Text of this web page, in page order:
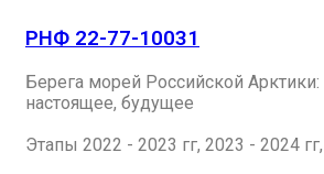
РНФ 22-77-10031
Берега морей Российской
настоящее, будущее
Этапы 2022 - 2023 гг, 2023 - 2024